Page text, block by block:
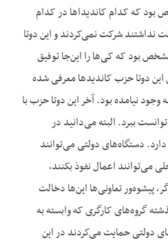
بود که کدام کاندیداها در کدام
نداشتند شرکت نمی‌کردند و این دوتا
بود که کی‌ها را این‌جا توفیق
دوتا حزب کاندیدها معرفی شده
وجود نیامده بود. آخر این دوتا حزب با
ببرد. البته می‌دانید در
دستگاه‌های دولتی می‌توانند
می‌توانند اعمال نفوذ بکنند،
پیشوه‌ور تعاونی‌ها این‌ها دخالت
گروه‌های کارگری که وابسته به
دولتی حمایت می‌کردند در این